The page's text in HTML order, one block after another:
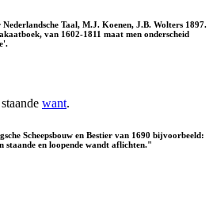
Taal, M.J. Koenen, J.B. Wolters 1897.
van 1602-1811 maat men onderscheid
want.
Scheepsbouw en Bestier van 1690 bijvoorbeeld:
staande en loopende wandt aflichten."